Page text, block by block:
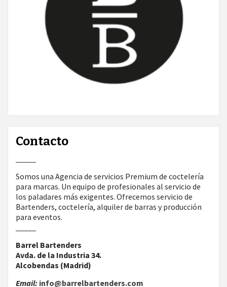
Contacto
Somos una Agencia de servicios Premium de coctelería
para marcas. Un equipo de profesionales al servicio de
los paladares más exigentes. Ofrecemos servicio de
Bartenders, coctelería, alquiler de barras y producción
para eventos.
Barrel Bartenders
Avda. de la Industria 34.
Alcobendas (Madrid)
Email: info@barrelbartenders.com